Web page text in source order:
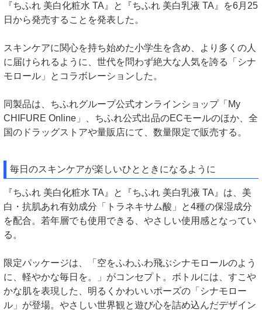
『ちふれ 美白化粧水 TA』と『ちふれ 美白乳液 TA』を6月25
日から発売することを発表した。
スキンケアに関心を持ち始めた小学生を含め、より多くの人
に届けられるように、世代を問わず絶大な人気を誇る「シナ
モロール」とコラボレーションした。
同製品は、ちふれグループ公式オンラインショップ「My
CHIFURE Online」、ちふれ公式出品のECモールのほか、全
国のドラッグストアや量販店にて、数量限定で販売する。
毎日のスキンケアが楽しいひとときになるように
『ちふれ 美白化粧水 TA』と『ちふれ 美白乳液 TA』は、美
白・抗肌あれ有効成分「トラネキサム酸」と4種の保湿成分
を配合。若年層でも使用できる、やさしい使用感となってい
る。
限定パッケージは、「空をふわふわ飛ぶシナモロールのよう
に、軽やかな毎日を。」がコンセプト。ボトルには、すこや
かな肌を表現した、明るくかわいいポーズの「シナモロー
ル」が登場。やさしい世界観と遊び心を詰め込んだデザイン